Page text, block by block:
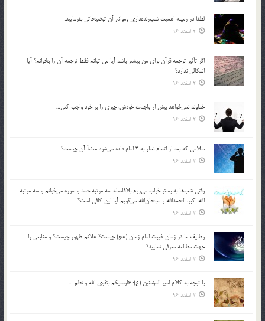
لطفا در زمينه اهميت شب‌زنده‌داري وموانع آن توضيحاتي بفرماييد.
2 اسفند 96
اگر تأثير ترجمه قرآن براي من بيشتر باشد آيا مي توانم فقط ترجمه آن را بخوانم؟ آيا
اشكالي ندارد؟
2 اسفند 96
خداوند نمي‌خواهد بيش از واجبات خودش، چيزي را بر خود واجب كني…
2 اسفند 96
سلامي كه بعد از اتمام نماز به 3 امام داده مي‌شود منشأ آن چيست؟
2 اسفند 96
وقتي شب‌ها به بستر خواب مي‌روم بلافاصله سه مرتبه حمد و سوره مي‌خوانم و سه مرتبه
الله اكبر، الحمدالله و سبحان‌الله مي‌گويم آيا اين كافي است؟
2 اسفند 96
وظايف ما در زمان غيبت امام زمان (عج) چيست؟ علائم ظهور چيست؟ و منابعي را
جهت مطالعه معرفي نماييد؟
2 اسفند 96
با توجه به كلام امير المؤمنين (ع): «اوصيكم بتقوي الله و نظم …
2 اسفند 96